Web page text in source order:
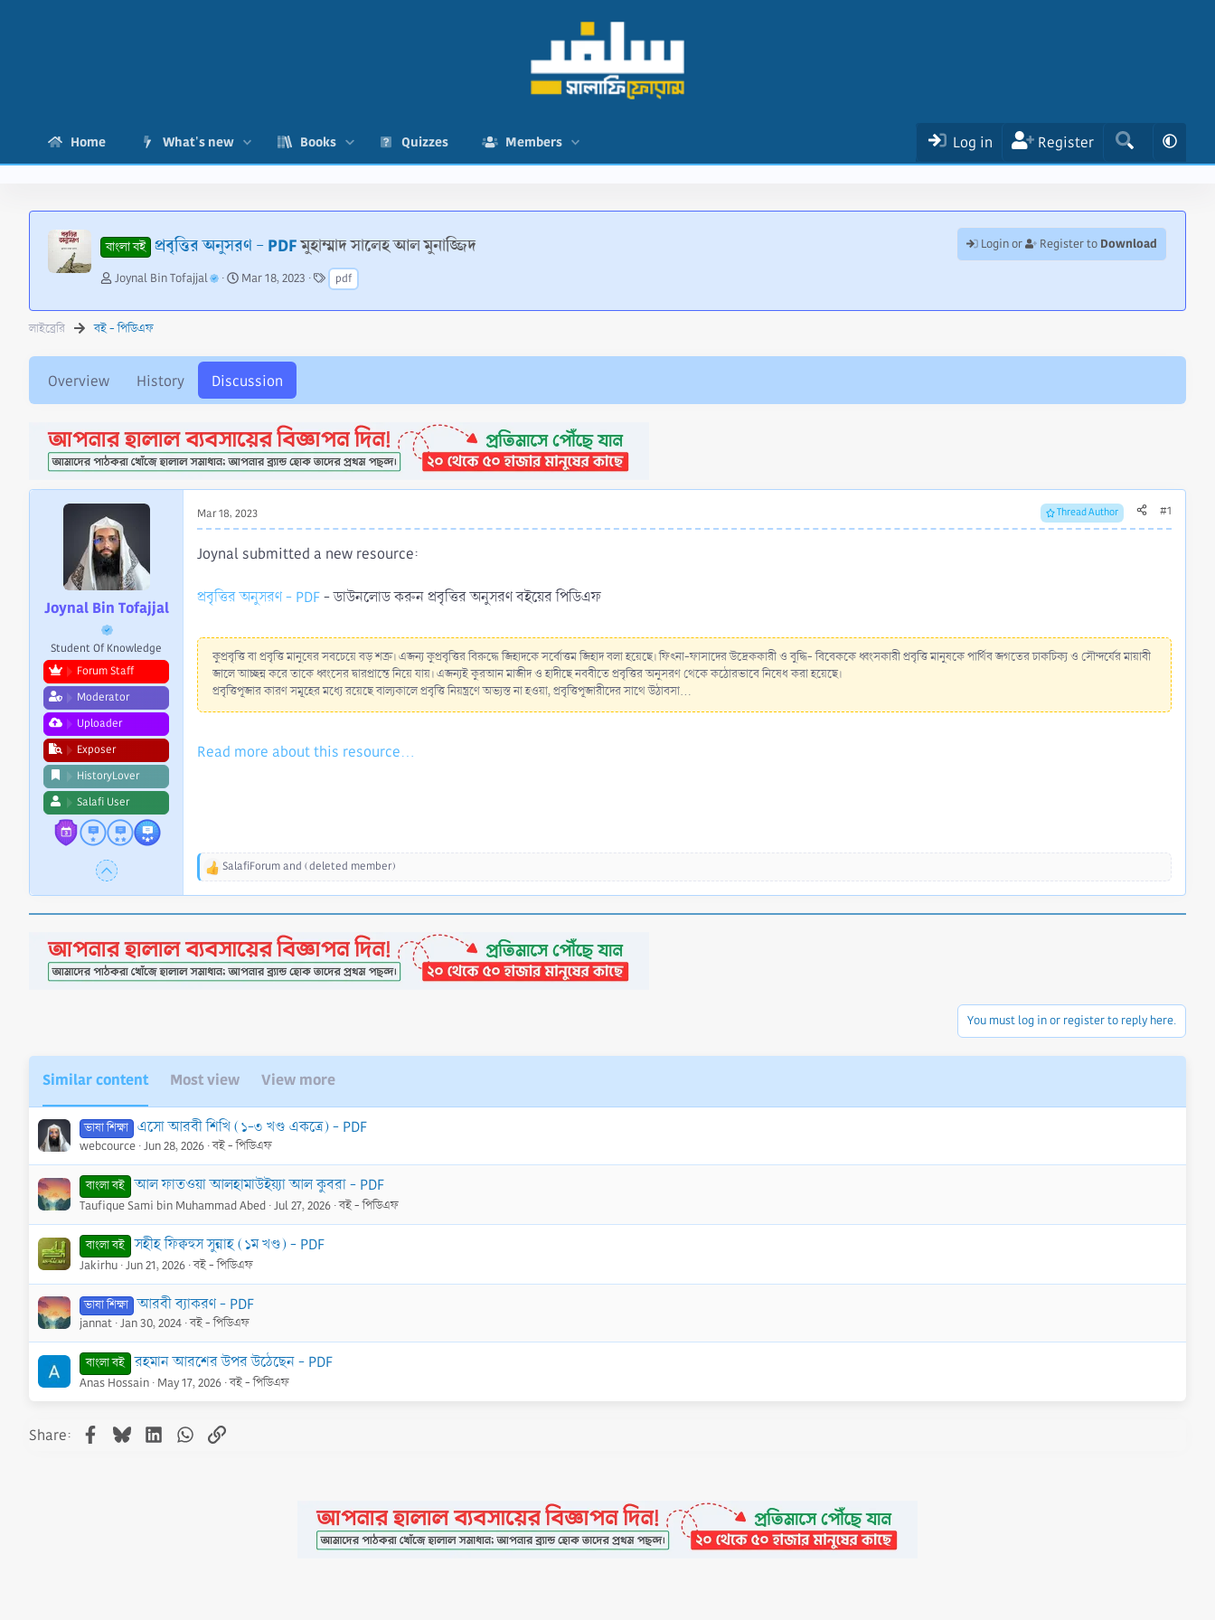
Home What's new Books Quizzes Members Log in Register
বাংলা বই প্রবৃত্তির অনুসরণ - PDFমুহাম্মাদ সালেহ আল মুনাজ্জিদ Login or Register to Download
T
r
e
d
r
t
e
Joynal Bin Tofajjal
S
a
d
a
t
Mar 18, 2023
T
a
g
pdf
লাইব্রেরি বই - পিডিএফ
Overview History Discussion
Joynal Bin Tofajjal
Student Of Knowledge
Forum Staff
Moderator
Uploader
Exposer
HistoryLover
Salafi User
Mar 18, 2023 Thread Author #1
Joynal submitted a new resource:
প্রবৃত্তির অনুসরণ - PDF- ডাউনলোড করুন প্রবৃত্তির অনুসরণ বইয়ের পিডিএফ
কুপ্রবৃত্তি বা প্রবৃত্তি মানুষের সবচেয়ে বড় শত্রু। এজন্য কুপ্রবৃত্তির বিরুদ্ধে জিহাদকে সর্বোত্তম জিহাদ বলা হয়েছে। ফিৎনা-ফাসাদের উদ্রেককারী ও বুদ্ধি- বিবেককে ধ্বংসকারী প্রবৃত্তি মানুষকে পার্থিব জগতের চাকচিক্য ও সৌন্দর্যের মায়াবী
জালে আচ্ছন্ন করে তাকে ধ্বংসের দ্বারপ্রান্তে নিয়ে যায়। এজন্যই কুরআন মাজীদ ও হাদীছে নববীতে প্রবৃত্তির অনুসরণ থেকে কঠোরভাবে নিষেধ করা হয়েছে।
প্রবৃত্তিপূজার কারণ সমূহের মধ্যে রয়েছে বাল্যকালে প্রবৃত্তি নিয়ন্ত্রণে অভ্যস্ত না হওয়া, প্রবৃত্তিপূজারীদের সাথে উঠাবসা...
Read more about this resource...
R
i
o
n
SalafiForumand (deleted member)
You must log in or register to reply here.
Similar content Most view View more
ভাষা শিক্ষা এসো আরবী শিখি (১-৩ খণ্ড একত্রে) - PDF
webcource Jun 28, 2026 বই - পিডিএফ
বাংলা বই আল ফাতওয়া আলহামাউইয়্যা আল কুবরা - PDF
Taufique Sami bin Muhammad Abed Jul 27, 2026 বই - পিডিএফ
বাংলা বই সহীহ ফিক্বহুস সুন্নাহ (১ম খণ্ড) - PDF
Jakirhu Jun 21, 2026 বই - পিডিএফ
ভাষা শিক্ষা আরবী ব্যাকরণ - PDF
jannat Jan 30, 2024 বই - পিডিএফ
বাংলা বই রহমান আরশের উপর উঠেছেন - PDF
Anas Hossain May 17, 2026 বই - পিডিএফ
Share: Facebook
BlueskyLinkedInWhatsApp
Link